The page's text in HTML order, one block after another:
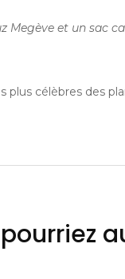
Megève et un sac
plus célèbres des